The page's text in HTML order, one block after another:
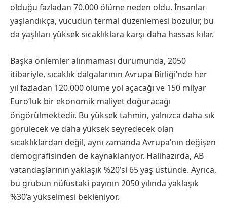
olduğu fazladan 70.000 ölüme neden oldu. İnsanlar
yaşlandıkça, vücudun termal düzenlemesi bozulur, bu
da yaşlıları yüksek sıcaklıklara karşı daha hassas kılar.
Başka önlemler alınmaması durumunda, 2050
itibariyle, sıcaklık dalgalarının Avrupa Birliği’nde her
yıl fazladan 120.000 ölüme yol açacağı ve 150 milyar
Euro’luk bir ekonomik maliyet doğuracağı
öngörülmektedir. Bu yüksek tahmin, yalnızca daha sık
görülecek ve daha yüksek seyredecek olan
sıcaklıklardan değil, aynı zamanda Avrupa’nın değişen
demografisinden de kaynaklanıyor. Halihazırda, AB
vatandaşlarının yaklaşık %20’si 65 yaş üstünde. Ayrıca,
bu grubun nüfustaki payının 2050 yılında yaklaşık
%30’a yükselmesi bekleniyor.